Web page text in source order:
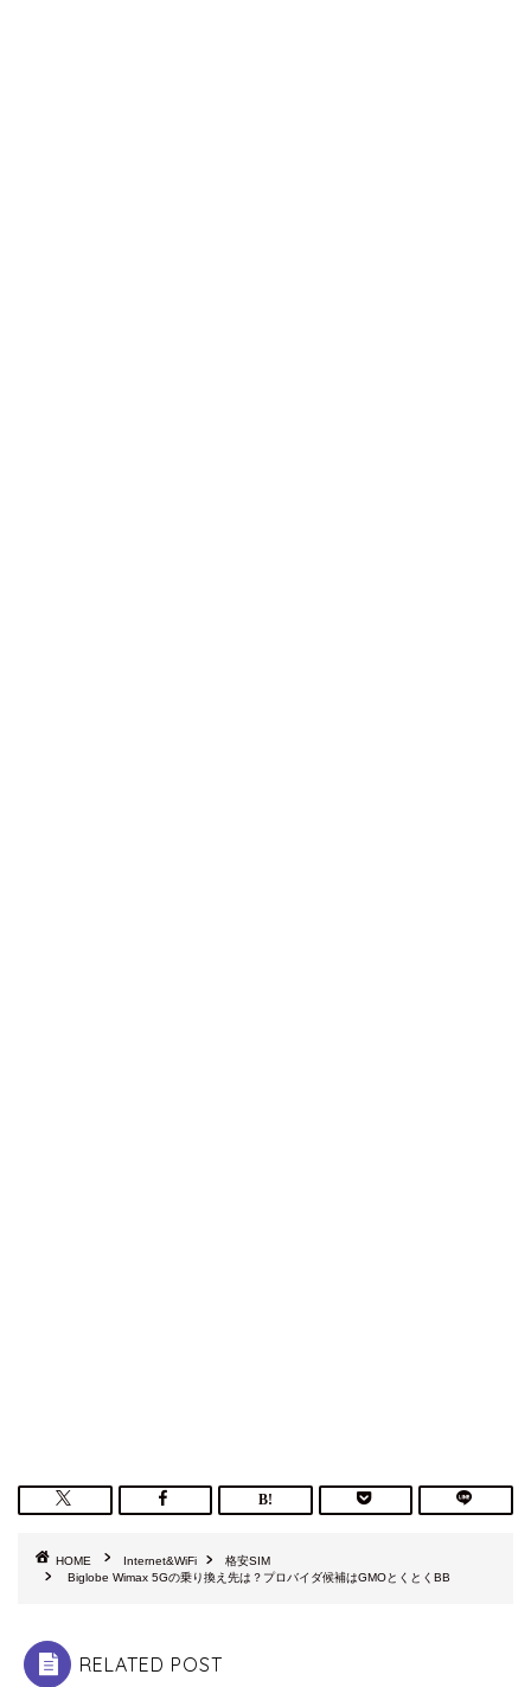
HOME Internet&WiFi
格安SIM
Biglobe Wimax 5Gの乗り換え先は？プロバイダ候補はGMOとくとくBB
RELATED POST